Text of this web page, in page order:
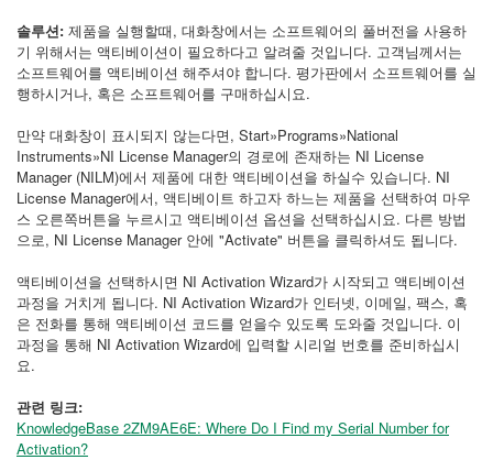
솔루션: 제품을 실행할때, 대화창에서는 소프트웨어의 풀버전을 사용하
기 위해서는 액티베이션이 필요하다고 알려줄 것입니다. 고객님께서는
소프트웨어를 액티베이션 해주셔야 합니다. 평가판에서 소프트웨어를 실
행하시거나, 혹은 소프트웨어를 구매하십시요.
만약 대화창이 표시되지 않는다면, Start»Programs»National
Instruments»NI License Manager의 경로에 존재하는 NI License
Manager (NILM)에서 제품에 대한 액티베이션을 하실수 있습니다. NI
License Manager에서, 액티베이트 하고자 하느는 제품을 선택하여 마우
스 오른쪽버튼을 누르시고 액티베이션 옵션을 선택하십시요. 다른 방법
으로, NI License Manager 안에 "Activate" 버튼을 클릭하셔도 됩니다.
액티베이션을 선택하시면 NI Activation Wizard가 시작되고 액티베이션
과정을 거치게 됩니다. NI Activation Wizard가 인터넷, 이메일, 팩스, 혹
은 전화를 통해 액티베이션 코드를 얻을수 있도록 도와줄 것입니다. 이
과정을 통해 NI Activation Wizard에 입력할 시리얼 번호를 준비하십시
요.
관련 링크:
KnowledgeBase 2ZM9AE6E: Where Do I Find my Serial Number for
Activation?